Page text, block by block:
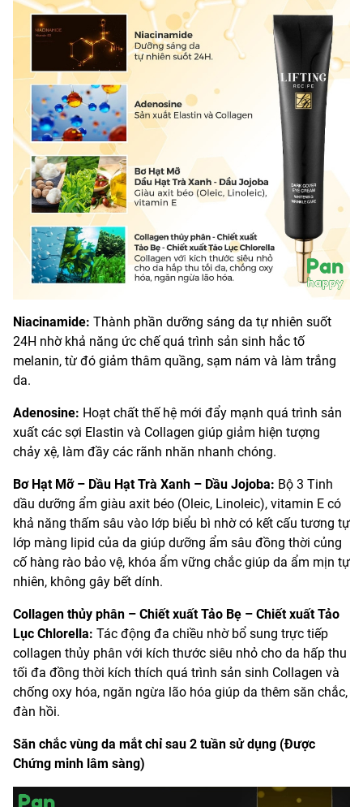
Niacinamide: Thành phần dưỡng sáng da tự nhiên suốt
24H nhờ khả năng ức chế quá trình sản sinh hắc tố
melanin, từ đó giảm thâm quầng, sạm nám và làm trắng
da.
Adenosine: Hoạt chất thế hệ mới đẩy mạnh quá trình sản
xuất các sợi Elastin và Collagen giúp giảm hiện tượng
chảy xệ, làm đầy các rãnh nhăn nhanh chóng.
Bơ Hạt Mỡ – Dầu Hạt Trà Xanh – Dầu Jojoba: Bộ 3 Tinh
dầu dưỡng ẩm giàu axit béo (Oleic, Linoleic), vitamin E có
khả năng thấm sâu vào lớp biểu bì nhờ có kết cấu tương tự
lớp màng lipid của da giúp dưỡng ẩm sâu đồng thời củng
cố hàng rào bảo vệ, khóa ẩm vững chắc giúp da ẩm mịn tự
nhiên, không gây bết dính.
Collagen thủy phân – Chiết xuất Tảo Bẹ – Chiết xuất Tảo
Lục Chlorella: Tác động đa chiều nhờ bổ sung trực tiếp
collagen thủy phân với kích thước siêu nhỏ cho da hấp thu
tối đa đồng thời kích thích quá trình sản sinh Collagen và
chống oxy hóa, ngăn ngừa lão hóa giúp da thêm săn chắc,
đàn hồi.
Săn chắc vùng da mắt chỉ sau 2 tuần sử dụng (Được
Chứng minh lâm sàng)